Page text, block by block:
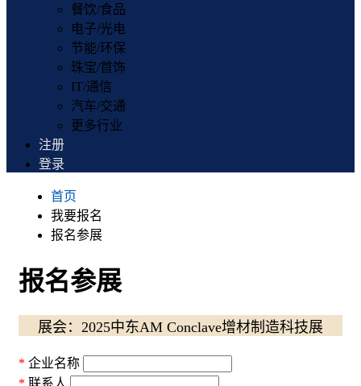
餐饮/食品
电子/光电
节能/环保
珠宝/首饰
IT/通信
汽车/交通
更多行业
注册
登录
首页
我要报名
报名参展
报名参展
展会：2025中东AM Conclave增材制造科技展
企业名称
联系人